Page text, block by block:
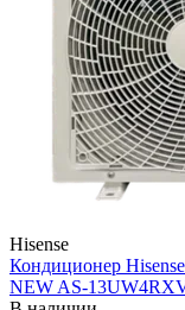
Hisense
Кондиционер
NEW AS-